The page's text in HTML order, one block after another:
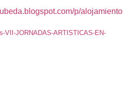
p/
VII-JORNADAS-ARTISTICAS-EN-